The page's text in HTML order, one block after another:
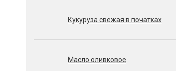
Кукуруза свежая в початках
Масло оливковое